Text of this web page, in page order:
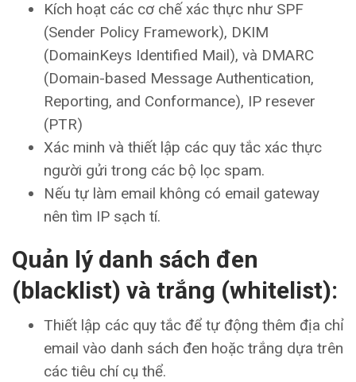
Kích hoạt các cơ chế xác thực như SPF
(Sender Policy Framework), DKIM
(DomainKeys Identified Mail), và DMARC
(Domain-based Message Authentication,
Reporting, and Conformance), IP resever
(PTR)
Xác minh và thiết lập các quy tắc xác thực
người gửi trong các bộ lọc spam.
Nếu tự làm email không có email gateway
nên tìm IP sạch tí.
Quản lý danh sách đen
(blacklist) và trắng (whitelist):
Thiết lập các quy tắc để tự động thêm địa chỉ
email vào danh sách đen hoặc trắng dựa trên
các tiêu chí cụ thể.